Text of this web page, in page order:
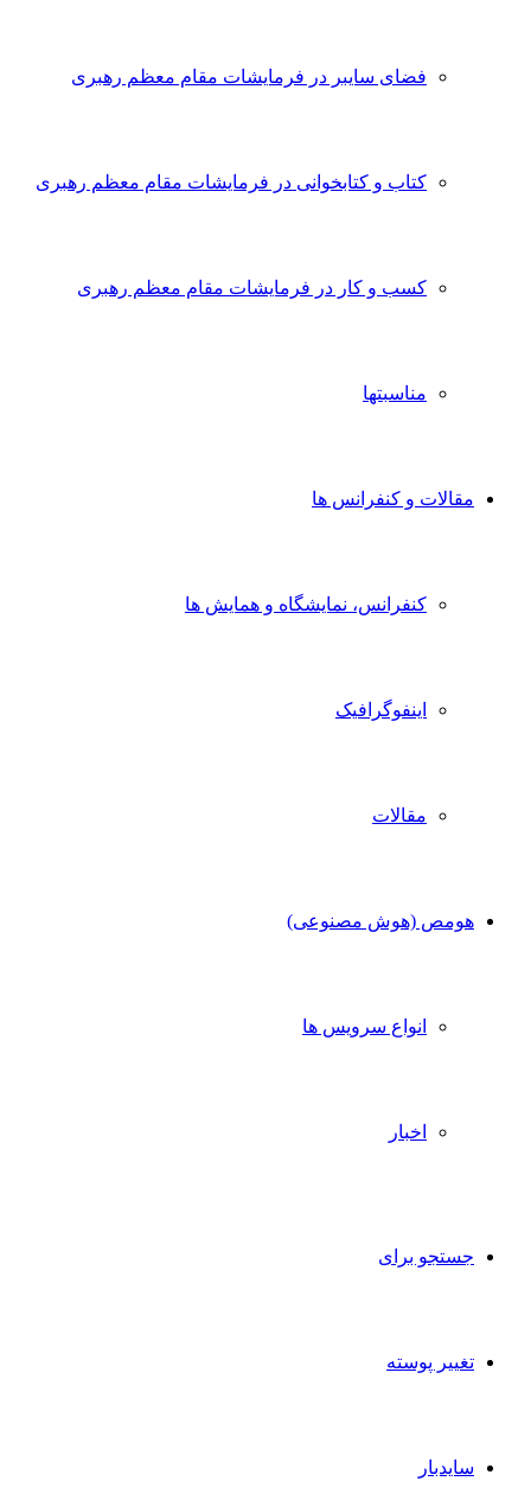
فضای سایبر در فرمایشات مقام معظم رهبری
کتاب و کتابخوانی در فرمایشات مقام معظم رهبری
کسب و کار در فرمایشات مقام معظم رهبری
مناسبتها
مقالات و کنفرانس ها
کنفرانس، نمایشگاه و همایش ها
اینفوگرافیک
مقالات
هومص (هوش مصنوعی)
انواع سرویس ها
اخبار
جستجو برای
تغییر پوسته
سایدبار